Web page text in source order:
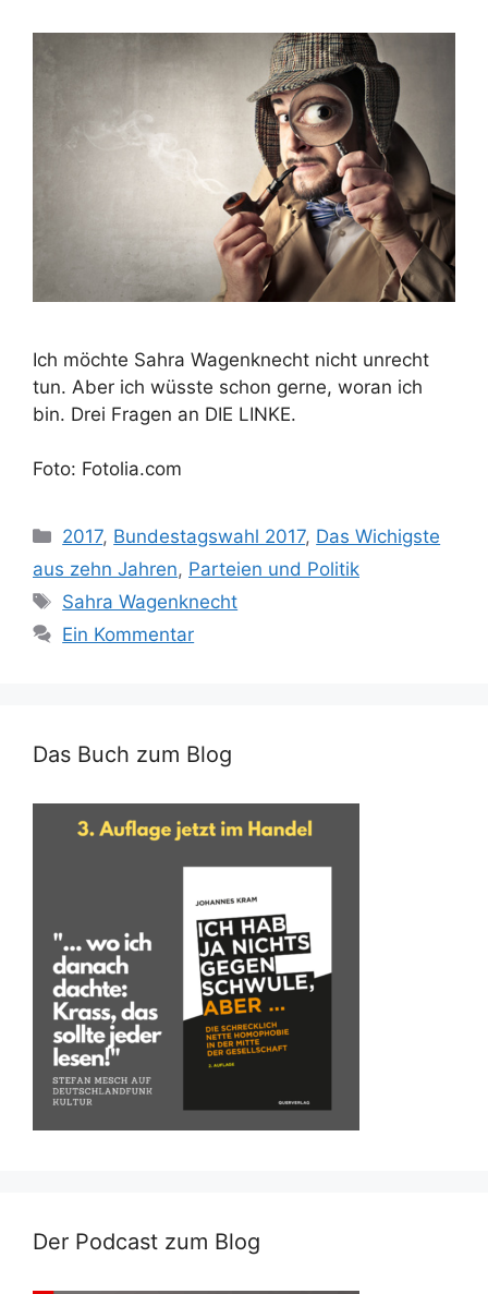
Ich möchte Sahra Wagenknecht nicht unrecht
tun. Aber ich wüsste schon gerne, woran ich
bin. Drei Fragen an DIE LINKE.
Foto: Fotolia.com
Kategorien
2017, Bundestagswahl 2017, Das Wichigste
aus zehn Jahren, Parteien und Politik
Schlagwörter
Sahra Wagenknecht
Ein Kommentar
Das Buch zum Blog
Der Podcast zum Blog